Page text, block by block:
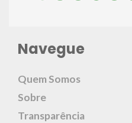
Navegue
Quem Somos
Sobre
Transparência